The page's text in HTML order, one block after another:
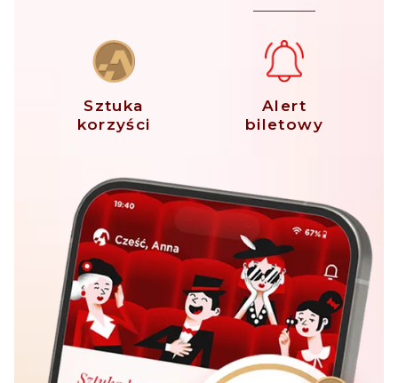
Sztuka
korzyści
Alert
biletowy